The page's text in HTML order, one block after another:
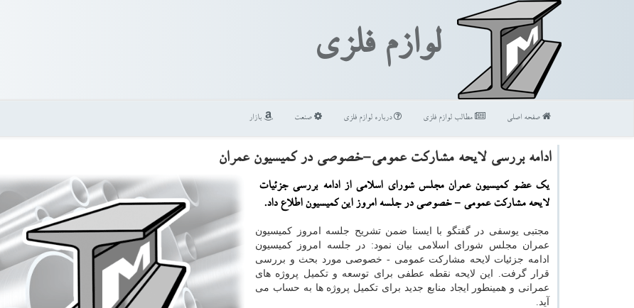
لوازم فلزی
صفحه اصلی مطالب لوازم فلزی درباره لوازم فلزی صنعت بازار
ادامه بررسی لایحه مشاركت عمومی-خصوصی در كمیسیون عمران
یک عضو کمیسیون عمران مجلس شورای اسلامی از ادامه بررسی جزئیات
لایحه مشارکت عمومی - خصوصی در جلسه امروز این کمیسیون اطلاع داد.
مجتبی یوسفی در گفتگو با ایسنا ضمن تشریح جلسه امروز کمیسیون
عمران مجلس شورای اسلامی بیان نمود: در جلسه امروز کمیسیون
ادامه جزئیات لایحه مشارکت عمومی - خصوصی مورد بحث و بررسی
قرار گرفت. این لایحه نقطه عطفی برای توسعه و تکمیل پروژه های
عمرانی و همینطور ایجاد منابع جدید برای تکمیل پروژه ها به حساب می
آید.